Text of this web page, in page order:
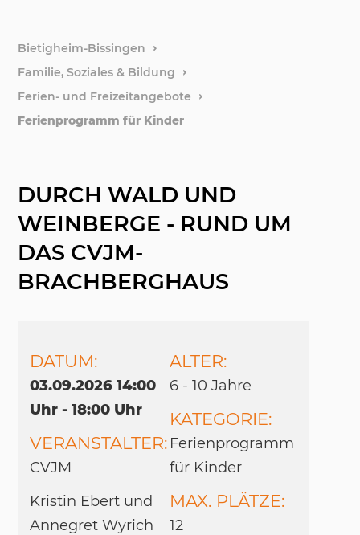
Bietigheim-Bissingen
Familie, Soziales & Bildung
Ferien- und Freizeitangebote
Ferienprogramm für Kinder
DURCH WALD UND
WEINBERGE - RUND UM
DAS CVJM-
BRACHBERGHAUS
DATUM:
03.09.2026 14:00
Uhr - 18:00 Uhr
VERANSTALTER:
CVJM
Kris­tin Ebert und
An­ne­gret Wy­rich
ALTER:
6 - 10 Jah­re
KATEGORIE:
Fe­ri­en­pro­gramm
für Kin­der
MAX. PLÄTZE:
12